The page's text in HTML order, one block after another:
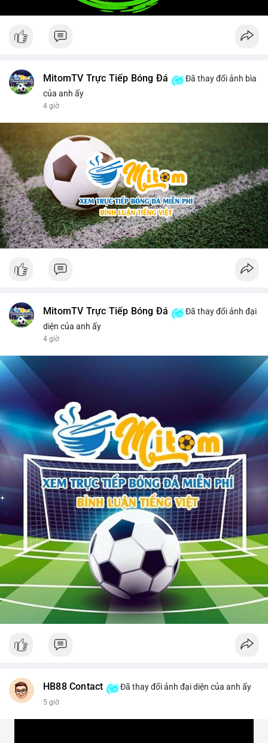
MitomTV Trực Tiếp Bóng Đá
Đã thay đổi ảnh bìa
của anh ấy
4 giờ
MitomTV Trực Tiếp Bóng Đá
Đã thay đổi ảnh đại
diện của anh ấy
4 giờ
HB88 Contact Đã thay đổi ảnh đại diện của anh ấy
5 giờ